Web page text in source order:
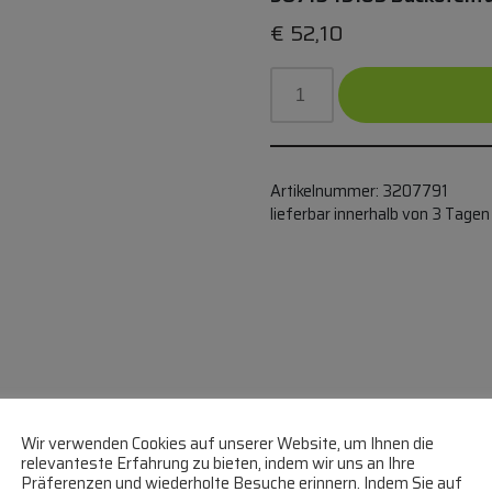
BACKOFENTÜRDICHTUNG
€ 52,10
Artikelnummer: 3207791
lieferbar innerhalb von 3 Tagen
28,5 cm
Wir verwenden Cookies auf unserer Website, um Ihnen die
relevanteste Erfahrung zu bieten, indem wir uns an Ihre
Präferenzen und wiederholte Besuche erinnern. Indem Sie auf